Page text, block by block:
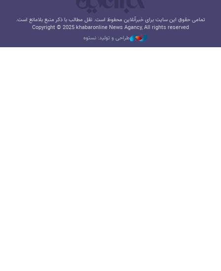
تمامی حقوق این سایت برای خبرآنلاین محفوظ است. نقل مطالب با ذکر منبع بلامانع است.
Copyright © 2025 khabaronline News Agancy, All rights reserved
طراحی و تولید: نستوه